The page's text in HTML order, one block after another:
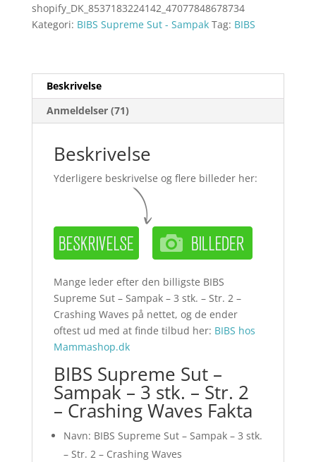
shopify_DK_8537183224142_47077848678734
Kategori: BIBS Supreme Sut - Sampak Tag: BIBS
Beskrivelse
Anmeldelser (71)
Beskrivelse
Yderligere beskrivelse og flere billeder her:
Mange leder efter den billigste BIBS
Supreme Sut – Sampak – 3 stk. – Str. 2 –
Crashing Waves på nettet, og de ender
oftest ud med at finde tilbud her: BIBS hos
Mammashop.dk
BIBS Supreme Sut –
Sampak – 3 stk. – Str. 2
– Crashing Waves Fakta
Navn: BIBS Supreme Sut – Sampak – 3 stk.
– Str. 2 – Crashing Waves